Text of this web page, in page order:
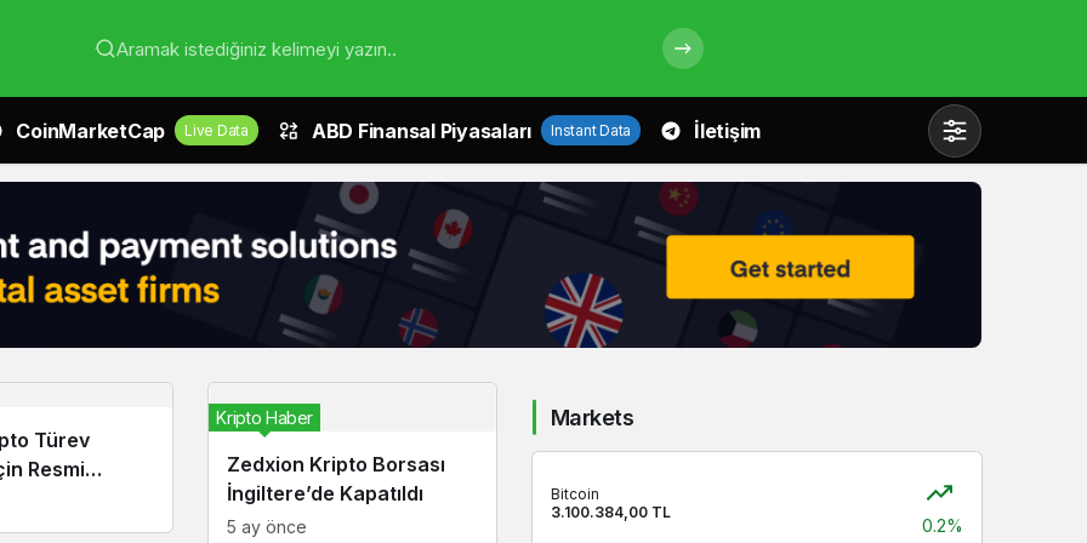
Aramak istediğiniz kelimeyi yazın..
CoinMarketCap Live Data ABD Finansal Piyasaları Instant Data İletişim
Mod
değiştir
Gündüz Modu
Gündüz modunu seçin.
Türev
Resmi
Zedxion Kripto Borsası
İngiltere’de Kapatıldı
Kripto Haber
5 ay önce
Markets
Bitcoin
3.100.384,00 TL
0.2%